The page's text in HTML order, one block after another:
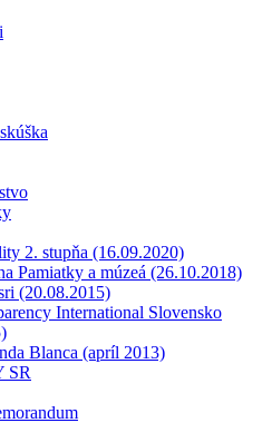
2. stupňa (16.09.2020)
Pamiatky a múzeá (26.10.2018)
(20.08.2015)
International Slovensko
Blanca (apríl 2013)
SR